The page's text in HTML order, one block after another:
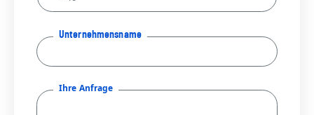
Unternehmensname
Ihre Anfrage